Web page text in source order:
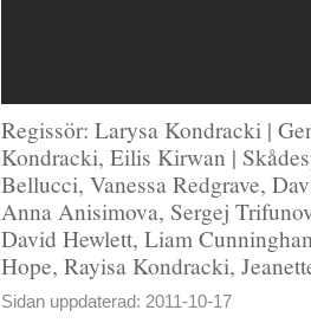
Regissör: Larysa Kondracki |
Kondracki, Eilis Kirwan |
Bellucci, Vanessa Redgrave,
Anna Anisimova, Sergej
David Hewlett, Liam
Hope, Rayisa Kondracki,
Sidan uppdaterad: 2011-10-17